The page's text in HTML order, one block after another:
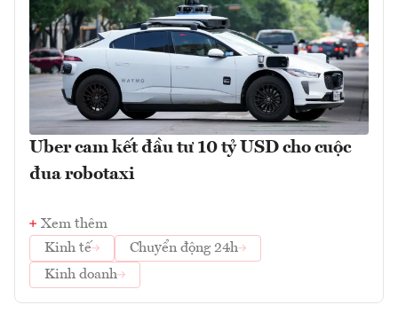
Uber cam kết đầu tư 10 tỷ USD cho cuộc
đua robotaxi
Xem thêm
Kinh tế
Chuyển động 24h
Kinh doanh